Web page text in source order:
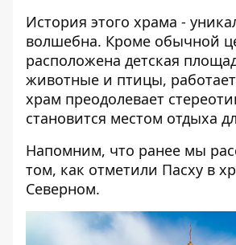
История этого храма -
волшебна. Кроме обычной
расположена детская
животные и птицы,
храм преодолевает
становится местом отдыха
Напомним, что ранее мы
том, как отметили Пасху в
Северном.